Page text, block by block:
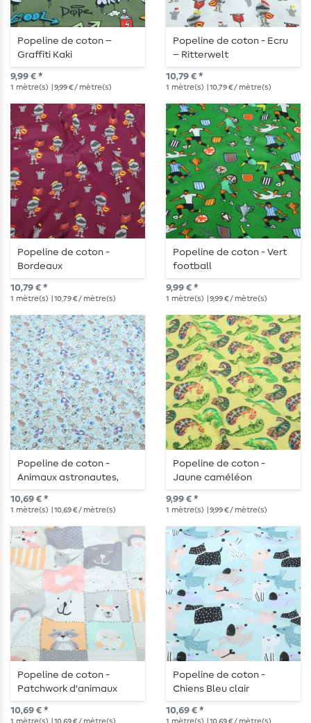
Popeline de coton –
Graffiti Kaki
9,99 € *
1 mètre(s) | 9,99 € / mètre(s)
Popeline de coton - Ecru
– Ritterwelt
10,79 € *
1 mètre(s) | 10,79 € / mètre(s)
Popeline de coton -
Bordeaux
10,79 € *
1 mètre(s) | 10,79 € / mètre(s)
Popeline de coton - Vert
football
9,99 € *
1 mètre(s) | 9,99 € / mètre(s)
Popeline de coton -
Animaux astronautes,
Bleu clair
10,69 € *
1 mètre(s) | 10,69 € / mètre(s)
Popeline de coton -
Jaune caméléon
9,99 € *
1 mètre(s) | 9,99 € / mètre(s)
Popeline de coton -
Patchwork d'animaux
multicolores aux tons
pastel
10,69 € *
Popeline de coton -
Chiens Bleu clair
10,69 € *